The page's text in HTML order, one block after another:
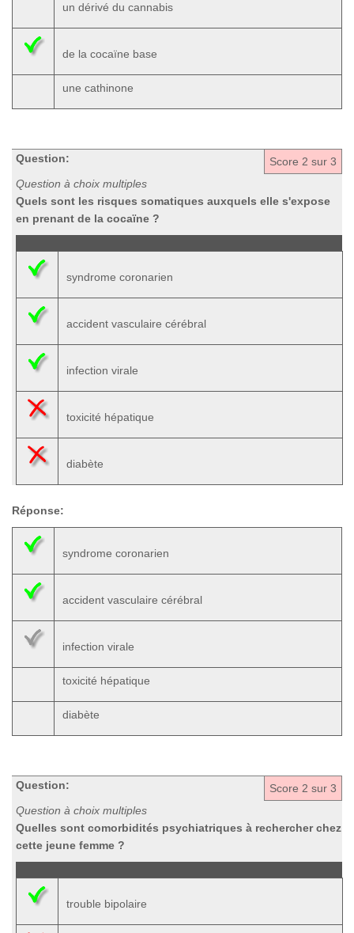
un dérivé du cannabis
de la cocaïne base
une cathinone
Score 2 sur 3
Question:
Question à choix multiples
Quels sont les risques somatiques auxquels elle s'expose
en prenant de la cocaïne ?
syndrome coronarien
accident vasculaire cérébral
infection virale
toxicité hépatique
diabète
Réponse:
syndrome coronarien
accident vasculaire cérébral
infection virale
toxicité hépatique
diabète
Score 2 sur 3
Question:
Question à choix multiples
Quelles sont comorbidités psychiatriques à rechercher chez
cette jeune femme ?
trouble bipolaire